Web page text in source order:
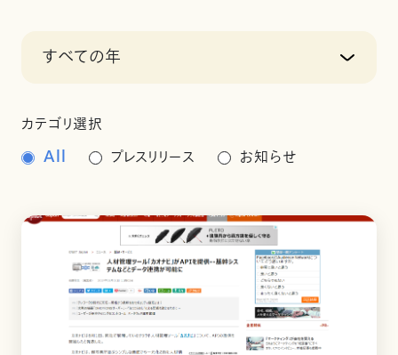
すべての年
カテゴリ選択
All プレスリリース お知らせ